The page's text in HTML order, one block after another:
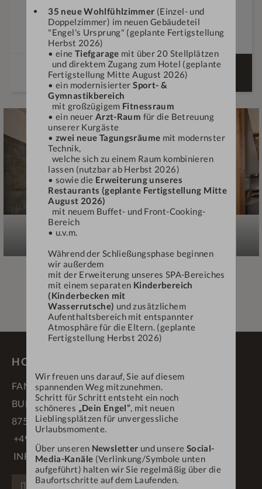
35 neue Wohlfühlzimmer (Einzel- und
Doppelzimmer) im neuen Gebäudeteil
"Engel's Ursprung" (geplante Fertigstellung
Herbst 2026)
• eine Tiefgarage mit über 20 Stellplätzen
und direktem Zugang zum Hotel (geplante
Fertigstellung Mitte August 2026)
• ein modernisierterSport- &
Gymnastikbereich
mit großzügigem Fitnessraum
• ein neuer Arzt-Raum für die Betreuung
unserer Kurgäste
•zwei neue Tagungsräume mit modernster
Technik,
welche sich zu einem Raum kombinieren
lassen (nutzbar ab Herbst 2026)
• sowie die Erweiterung unseres
Restaurants (geplante Fertigstellung Mitte
August 2026)
mit neuem Buffet- und Front-Cooking-
Bereich
• u.v.m.
Während der Schließungsphase beginnen
wir außerdem
mit der Erweiterung unseres SPA-Bereiches
mit einem separaten Kinderbereich
(Kinderbecken mit
Wasserrutsche) und zusätzlichem
Aufenthaltsbereich mit entspannter
Atmosphäre für die Eltern. (geplante
Fertigstellung Herbst 2026)
Wir freuen uns darauf, Sie auf diesem
spannenden Weg mitzunehmen.
Schritt für Schritt entsteht ein noch
schöneres
„Dein Engel“ , mit neuen
Lieblingsplätzen für unvergessliche
Urlaubsmomente.
Über unseren Newsletter und unsere Social-
Media-Kanäle (Verlinkung/Symbole unten
aufgeführt) halten wir Sie regelmäßig über die
Baufortschritte auf dem Laufenden.
und wir schenken Ihnen eine Übernachtung!
5-6Nächte ab€664,—
DETAILS
ANGEBOT
BUCHEN
HOTEL DEIN ENGEL ****S
FAMILIE SCHÄDLER
BUFLINGS 3
87534 OBERSTAUFEN
+49 83 86 70 90
INFO@DEINENGEL.DE
FACEBOOKINSTAGRAMPINTEREST